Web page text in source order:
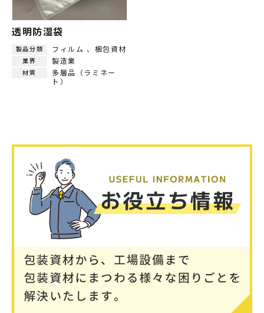
透明防湿袋
製品分類 フィルム 梱包資材
業界 製造業
材質
多層品（ラミネー
ト）